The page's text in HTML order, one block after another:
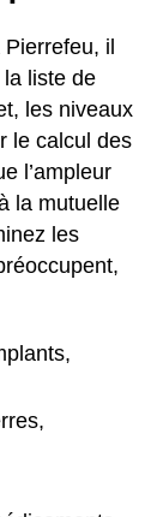
il
liste de
les niveaux
le calcul des
l’ampleur
la mutuelle
les